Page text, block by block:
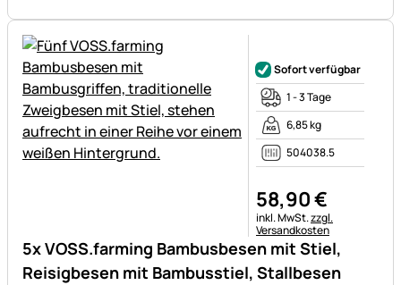
5x VOSS.farming Bambusbesen mit Stiel,
Reisigbesen mit Bambusstiel, Stallbesen
Sofort verfügbar
1 - 3 Tage
6,85 kg
504038.5
58,90€
Steuerhinweis:
inkl. MwSt.zzgl.
Versandkosten